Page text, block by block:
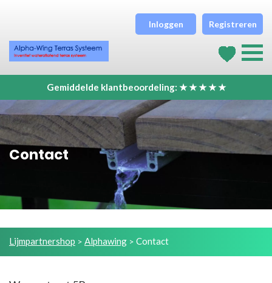
Inloggen Registreren
Gemiddelde klantbeoordeling: ★ ★ ★ ★ ★
Contact
Lijmpartnershop > Alphawing > Contact